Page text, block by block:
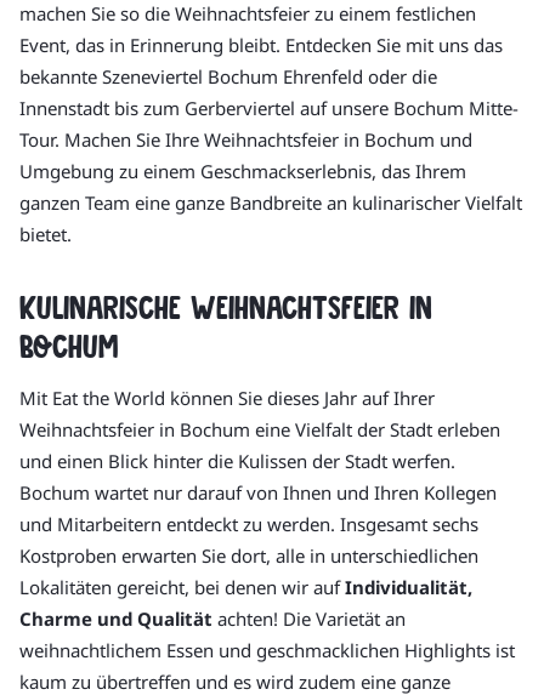
machen Sie so die Weihnachtsfeier zu einem festlichen
Event, das in Erinnerung bleibt. Entdecken Sie mit uns das
bekannte Szeneviertel Bochum Ehrenfeld oder die
Innenstadt bis zum Gerberviertel auf unsere Bochum Mitte-
Tour. Machen Sie Ihre Weihnachtsfeier in Bochum und
Umgebung zu einem Geschmackserlebnis, das Ihrem
ganzen Team eine ganze Bandbreite an kulinarischer Vielfalt
bietet.
Kulinarische Weihnachtsfeier in
Bochum
Mit Eat the World können Sie dieses Jahr auf Ihrer
Weihnachtsfeier in Bochum eine Vielfalt der Stadt erleben
und einen Blick hinter die Kulissen der Stadt werfen.
Bochum wartet nur darauf von Ihnen und Ihren Kollegen
und Mitarbeitern entdeckt zu werden. Insgesamt sechs
Kostproben erwarten Sie dort, alle in unterschiedlichen
Lokalitäten gereicht, bei denen wir aufIndividualität,
Charme und Qualität achten! Die Varietät an
weihnachtlichem Essen und geschmacklichen Highlights ist
kaum zu übertreffen und es wird zudem eine ganze